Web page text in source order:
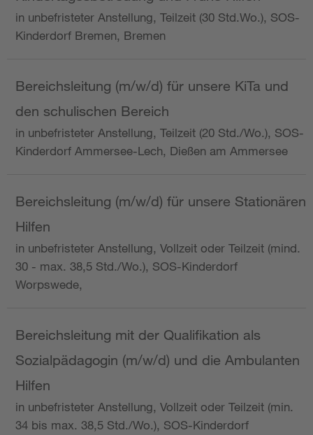
in unbefristeter Anstellung, Teilzeit (30 Std.Wo.), SOS-
Kinderdorf Bremen, Bremen
Bereichsleitung (m/w/d) für unsere KiTa und
den schulischen Bereich
in unbefristeter Anstellung, Teilzeit (20 Std./Wo.), SOS-
Kinderdorf Ammersee-Lech, Dießen am Ammersee
Bereichsleitung (m/w/d) für unsere Stationären
Hilfen
in unbefristeter Anstellung, Vollzeit oder Teilzeit (mind.
30 - max. 38,5 Std./Wo.), SOS-Kinderdorf
Worpswede,
Bereichsleitung mit der Qualifikation als
Sozialpädagogin (m/w/d) und die Ambulanten
Hilfen
in unbefristeter Anstellung, Vollzeit oder Teilzeit (min.
34 bis max. 38,5 Std./Wo.), SOS-Kinderdorf